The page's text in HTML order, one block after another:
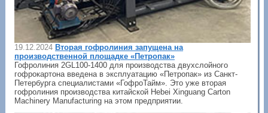
19.12.2024 Вторая гофролиния запущена на
производственной площадке «Петропак»
Гофролиния 2GL100-1400 для производства двухслойного
гофрокартона введена в эксплуатацию «Петропак» из Санкт-
Петербурга специалистами «ГофроТайм». Это уже вторая
гофролиния производства китайской Hebei Xinguang Carton
Machinery Manufacturing на этом предприятии.